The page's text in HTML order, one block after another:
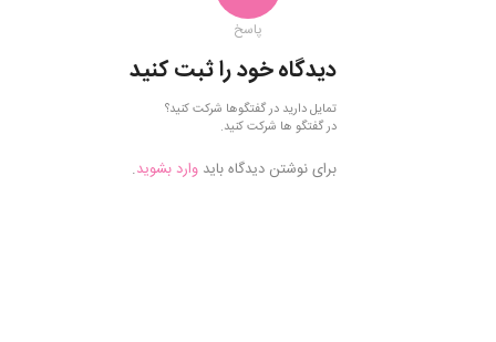
پاسخ
دیدگاه خود را ثبت کنید
تمایل دارید در گفتگوها شرکت کنید؟
در گفتگو ها شرکت کنید.
برای نوشتن دیدگاه باید وارد بشوید.